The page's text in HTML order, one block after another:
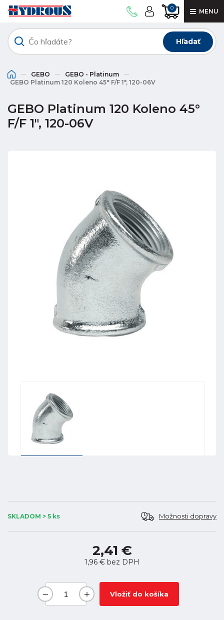
0 MENU
Hľadať
GEBO
GEBO - Platinum
GEBO Platinum 120 Koleno 45° F/F 1", 120-06V
GEBO Platinum 120 Koleno 45°
F/F 1", 120-06V
SKLADOM > 5 ks Možnosti dopravy
2,41 €
1,96 € bez DPH
Vložiť do košíka